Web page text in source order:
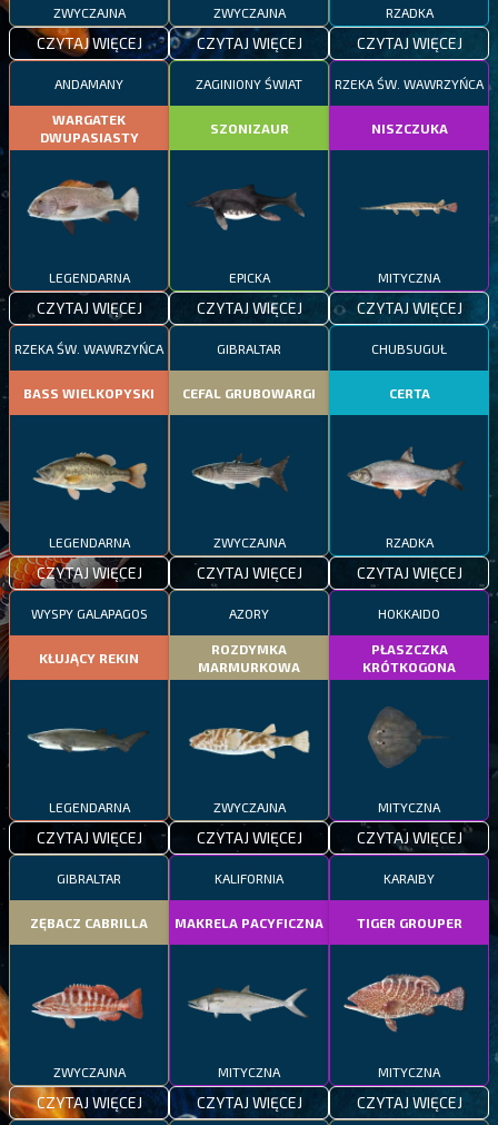
ZWYCZAJNA
CZYTAJ WIĘCEJ
ZWYCZAJNA
CZYTAJ WIĘCEJ
RZADKA
CZYTAJ WIĘCEJ
ANDAMANY
WARGATEK
DWUPASIASTY
LEGENDARNA
CZYTAJ WIĘCEJ
ZAGINIONY ŚWIAT
SZONIZAUR
EPICKA
CZYTAJ WIĘCEJ
RZEKA ŚW. WAWRZYŃCA
NISZCZUKA
MITYCZNA
CZYTAJ WIĘCEJ
RZEKA ŚW. WAWRZYŃCA
BASS WIELKOPYSKI
LEGENDARNA
CZYTAJ WIĘCEJ
GIBRALTAR
CEFAL GRUBOWARGI
ZWYCZAJNA
CZYTAJ WIĘCEJ
CHUBSUGUŁ
CERTA
RZADKA
CZYTAJ WIĘCEJ
WYSPY GALAPAGOS
KŁUJĄCY REKIN
LEGENDARNA
CZYTAJ WIĘCEJ
AZORY
ROZDYMKA
MARMURKOWA
ZWYCZAJNA
CZYTAJ WIĘCEJ
HOKKAIDO
PŁASZCZKA
KRÓTKOGONA
MITYCZNA
CZYTAJ WIĘCEJ
GIBRALTAR
ZĘBACZ CABRILLA
ZWYCZAJNA
CZYTAJ WIĘCEJ
KALIFORNIA
MAKRELA PACYFICZNA
MITYCZNA
CZYTAJ WIĘCEJ
KARAIBY
TIGER GROUPER
MITYCZNA
CZYTAJ WIĘCEJ